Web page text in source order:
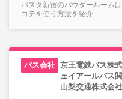
バスタ新宿のパウダールーム
コテを使う方法を紹介
京王電鉄バス株
ェイアールバス
山梨交通株式会社